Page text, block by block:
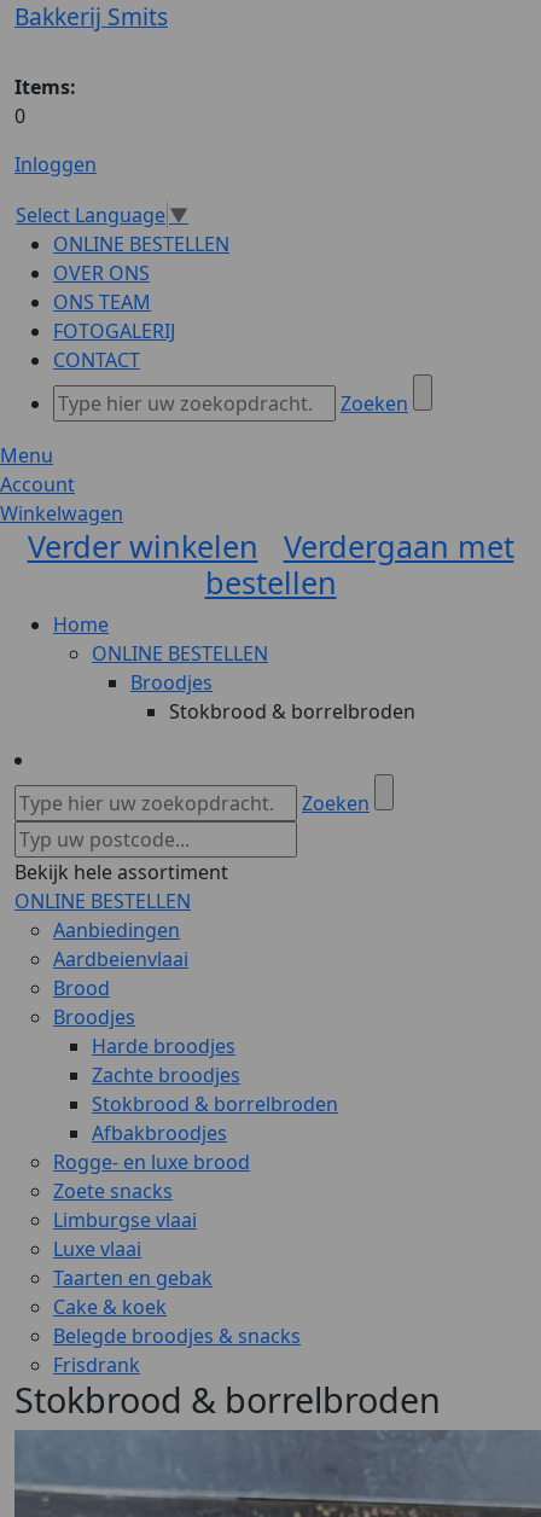
Bakkerij Smits
Items:
0
Inloggen
Select Language▼
ONLINE BESTELLEN
OVER ONS
ONS TEAM
FOTOGALERIJ
CONTACT
Zoeken
Menu
Account
Winkelwagen
Verder winkelen
Verdergaan met
bestellen
Home
ONLINE BESTELLEN
Broodjes
Stokbrood & borrelbroden
Zoeken
Bekijk hele assortiment
ONLINE BESTELLEN
Aanbiedingen
Aardbeienvlaai
Brood
Broodjes
Harde broodjes
Zachte broodjes
Stokbrood & borrelbroden
Afbakbroodjes
Rogge- en luxe brood
Zoete snacks
Limburgse vlaai
Luxe vlaai
Taarten en gebak
Cake & koek
Belegde broodjes & snacks
Frisdrank
Stokbrood & borrelbroden